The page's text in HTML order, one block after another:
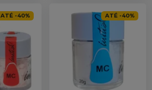
ATÉ -40% ATÉ -40%